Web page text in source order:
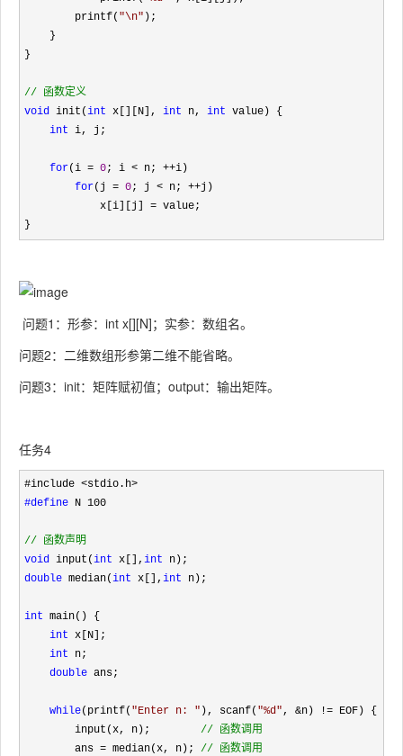
        printf(
"\n" );
}
// 函数定义
void init(int x[][N], int n, int value) {
int i, j;
for(i = 0; i < n; ++i)
for(j = 0; j < n; ++j)
            x[i][j]
= value;
}
问题1：形参：int x[][N]；实参：数组名。
问题2：二维数组形参第二维不能省略。
问题3：init：矩阵赋初值；output：输出矩阵。
任务4
#define N 100
// 函数声明
void input(int x[], int
double median(int x[], int n);
int main() {
int x[N];
int n;
double ans;
while(printf( "Enter n: " ), scanf( "%d", &n) != EOF) {
        input(x, n);
// 函数调用
        ans = median(x, n);
// 函数调用